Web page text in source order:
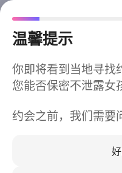
温馨提示
你即将看到当地寻找
您能否保密不泄露女
约会之前，我们需要
今
同城快速匹